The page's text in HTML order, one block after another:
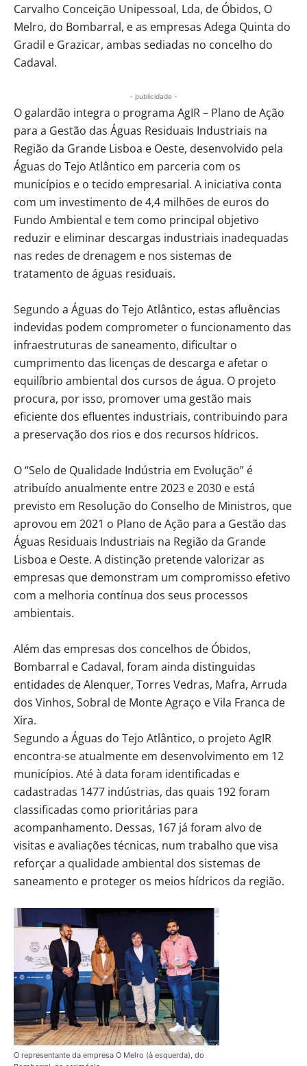
Carvalho Conceição Unipessoal, Lda, de Óbidos, O
Melro, do Bombarral, e as empresas Adega Quinta do
Gradil e Grazicar, ambas sediadas no concelho do
Cadaval.
- publicidade -
O galardão integra o programa AgIR – Plano de Ação
para a Gestão das Águas Residuais Industriais na
Região da Grande Lisboa e Oeste, desenvolvido pela
Águas do Tejo Atlântico em parceria com os
municípios e o tecido empresarial. A iniciativa conta
com um investimento de 4,4 milhões de euros do
Fundo Ambiental e tem como principal objetivo
reduzir e eliminar descargas industriais inadequadas
nas redes de drenagem e nos sistemas de
tratamento de águas residuais.
Segundo a Águas do Tejo Atlântico, estas afluências
indevidas podem comprometer o funcionamento das
infraestruturas de saneamento, dificultar o
cumprimento das licenças de descarga e afetar o
equilíbrio ambiental dos cursos de água. O projeto
procura, por isso, promover uma gestão mais
eficiente dos efluentes industriais, contribuindo para
a preservação dos rios e dos recursos hídricos.
O “Selo de Qualidade Indústria em Evolução” é
atribuído anualmente entre 2023 e 2030 e está
previsto em Resolução do Conselho de Ministros, que
aprovou em 2021 o Plano de Ação para a Gestão das
Águas Residuais Industriais na Região da Grande
Lisboa e Oeste. A distinção pretende valorizar as
empresas que demonstram um compromisso efetivo
com a melhoria contínua dos seus processos
ambientais.
Além das empresas dos concelhos de Óbidos,
Bombarral e Cadaval, foram ainda distinguidas
entidades de Alenquer, Torres Vedras, Mafra, Arruda
dos Vinhos, Sobral de Monte Agraço e Vila Franca de
Xira.
Segundo a Águas do Tejo Atlântico, o projeto AgIR
encontra-se atualmente em desenvolvimento em 12
municípios. Até à data foram identificadas e
cadastradas 1477 indústrias, das quais 192 foram
classificadas como prioritárias para
acompanhamento. Dessas, 167 já foram alvo de
visitas e avaliações técnicas, num trabalho que visa
reforçar a qualidade ambiental dos sistemas de
saneamento e proteger os meios hídricos da região.
O representante da empresa O Melro (à esquerda), do